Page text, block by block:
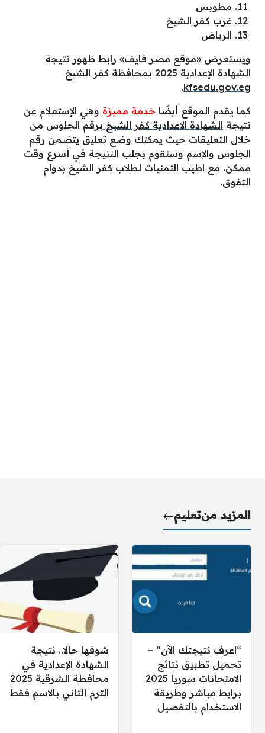
مطوبس
غرب كفر الشيخ
الرياض
ويستعرض «موقع مصر فايف» رابط ظهور نتيجة
الشهادة الإعدادية 2025 بمحافظة كفر الشيخ
kfsedu.gov.eg
.
كما يقدم الموقع أيضًا خدمة مميزة وهي الإستعلام عن
نتيجة الشهادة الاعدادية كفر الشيخ برقم الجلوس من
خلال التعليقات حيث يمكنك وضع تعليق يتضمن رقم
الجلوس والإسم وسنقوم بجلب النتيجة في أسرع وقت
ممكن. مع اطيب التمنيات لطلاب كفر الشيخ بدوام
التفوق.
المزيد منتعليم
“اعرف نتيجتك الآن” –
تحميل تطبيق نتائج
الامتحانات سوريا 2025
برابط مباشر وطريقة
الاستخدام بالتفصيل
شوفها حالا.. نتيجة
الشهادة الإعدادية في
محافظة الشرقية 2025
الترم التاني بالاسم فقط